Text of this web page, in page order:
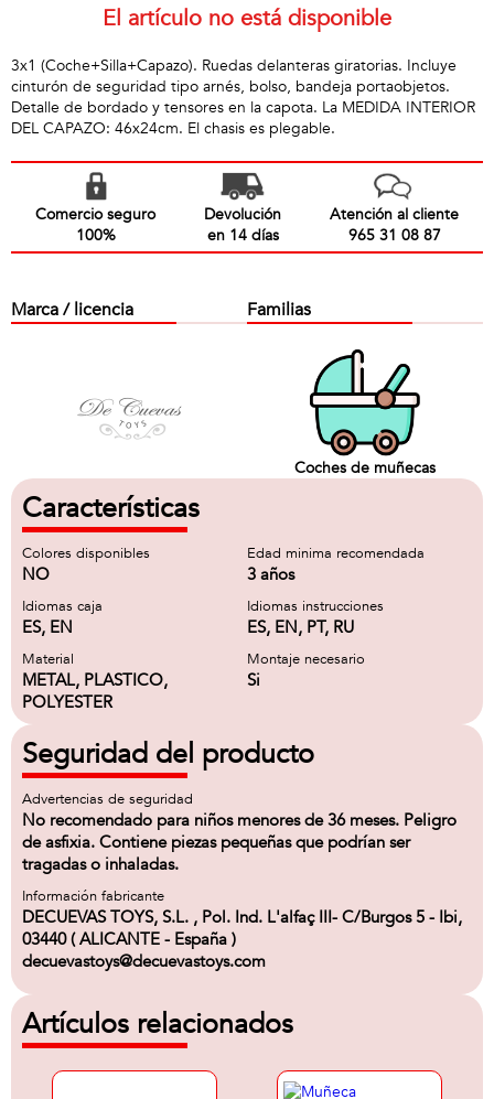
El artículo no está disponible
3x1 (Coche+Silla+Capazo). Ruedas delanteras giratorias. Incluye
cinturón de seguridad tipo arnés, bolso, bandeja portaobjetos.
Detalle de bordado y tensores en la capota. La MEDIDA INTERIOR
DEL CAPAZO: 46x24cm. El chasis es plegable.
Comercio seguro
100%
Devolución
en 14 días
Atención al cliente
965 31 08 87
Marca / licencia Familias
Coches de muñecas
Características
Colores disponibles
NO
Edad minima recomendada
3 años
Idiomas caja
ES, EN
Idiomas instrucciones
ES, EN, PT, RU
Material
METAL, PLASTICO,
POLYESTER
Montaje necesario
Si
Seguridad del producto
Advertencias de seguridad
No recomendado para niños menores de 36 meses. Peligro
de asfixia. Contiene piezas pequeñas que podrían ser
tragadas o inhaladas.
Información fabricante
DECUEVAS TOYS, S.L. , Pol. Ind. L'alfaç III- C/Burgos 5 - Ibi,
03440 ( ALICANTE - España )
decuevastoys@decuevastoys.com
Artículos relacionados